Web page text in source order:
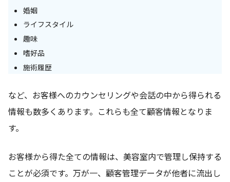
婚姻
ライフスタイル
趣味
嗜好品
施術履歴
など、お客様へのカウンセリングや会話の中から得られる
情報も数多くあります。これらも全て顧客情報となりま
す。
お客様から得た全ての情報は、美容室内で管理し保持する
ことが必須です。万が一、顧客管理データが他者に流出し